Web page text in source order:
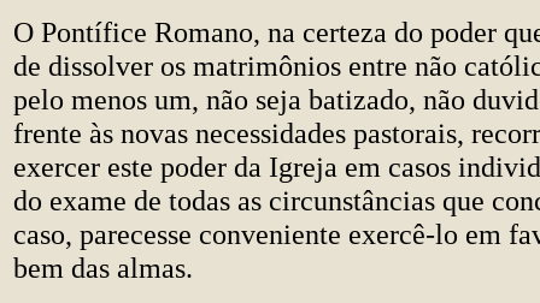
O Pontífice Romano, na certeza do poder
de dissolver os matrimônios entre não
pelo menos um, não seja batizado, não
frente às novas necessidades pastorais,
exercer este poder da Igreja em casos
do exame de todas as circunstâncias que
caso, parecesse conveniente exercê-lo em
bem das almas.